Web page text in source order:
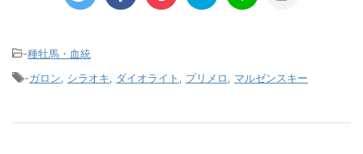
-種牡馬・血統
-ガロン シラオキ ダイオライト プリメロ マルゼンスキー